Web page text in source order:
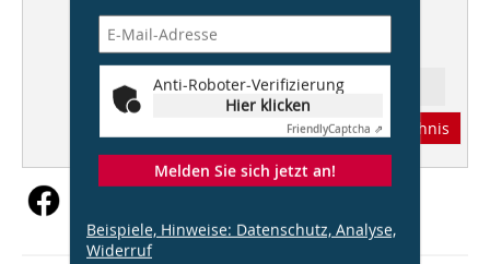
Bautechnik:Innendämmung –
diffusionsoffen und kapillaraktiv
Ressort: Architektur
Inhaltsverzeichnis
Anti-Roboter-Verifizierung
Hier klicken
FriendlyCaptcha ⇗
Melden Sie sich jetzt an!
Beispiele, Hinweise: Datenschutz, Analyse,
Widerruf